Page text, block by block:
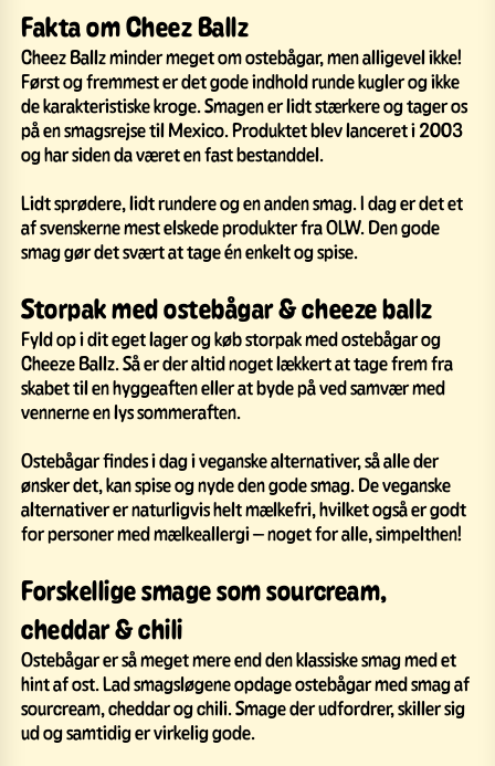
Fakta om Cheez Ballz
Cheez Ballz minder meget om ostebågar, men alligevel ikke!
Først og fremmest er det gode indhold runde kugler og ikke
de karakteristiske kroge. Smagen er lidt stærkere og tager os
på en smagsrejse til Mexico. Produktet blev lanceret i 2003
og har siden da været en fast bestanddel.
Lidt sprødere, lidt rundere og en anden smag. I dag er det et
af svenskerne mest elskede produkter fra OLW. Den gode
smag gør det svært at tage én enkelt og spise.
Storpak med ostebågar & cheeze ballz
Fyld op i dit eget lager og køb storpak med ostebågar og
Cheeze Ballz. Så er der altid noget lækkert at tage frem fra
skabet til en hyggeaften eller at byde på ved samvær med
vennerne en lys sommeraften.
Ostebågar findes i dag i veganske alternativer, så alle der
ønsker det, kan spise og nyde den gode smag. De veganske
alternativer er naturligvis helt mælkefri, hvilket også er godt
for personer med mælkeallergi – noget for alle, simpelthen!
Forskellige smage som sourcream,
cheddar & chili
Ostebågar er så meget mere end den klassiske smag med et
hint af ost. Lad smagsløgene opdage ostebågar med smag af
sourcream, cheddar og chili. Smage der udfordrer, skiller sig
ud og samtidig er virkelig gode.